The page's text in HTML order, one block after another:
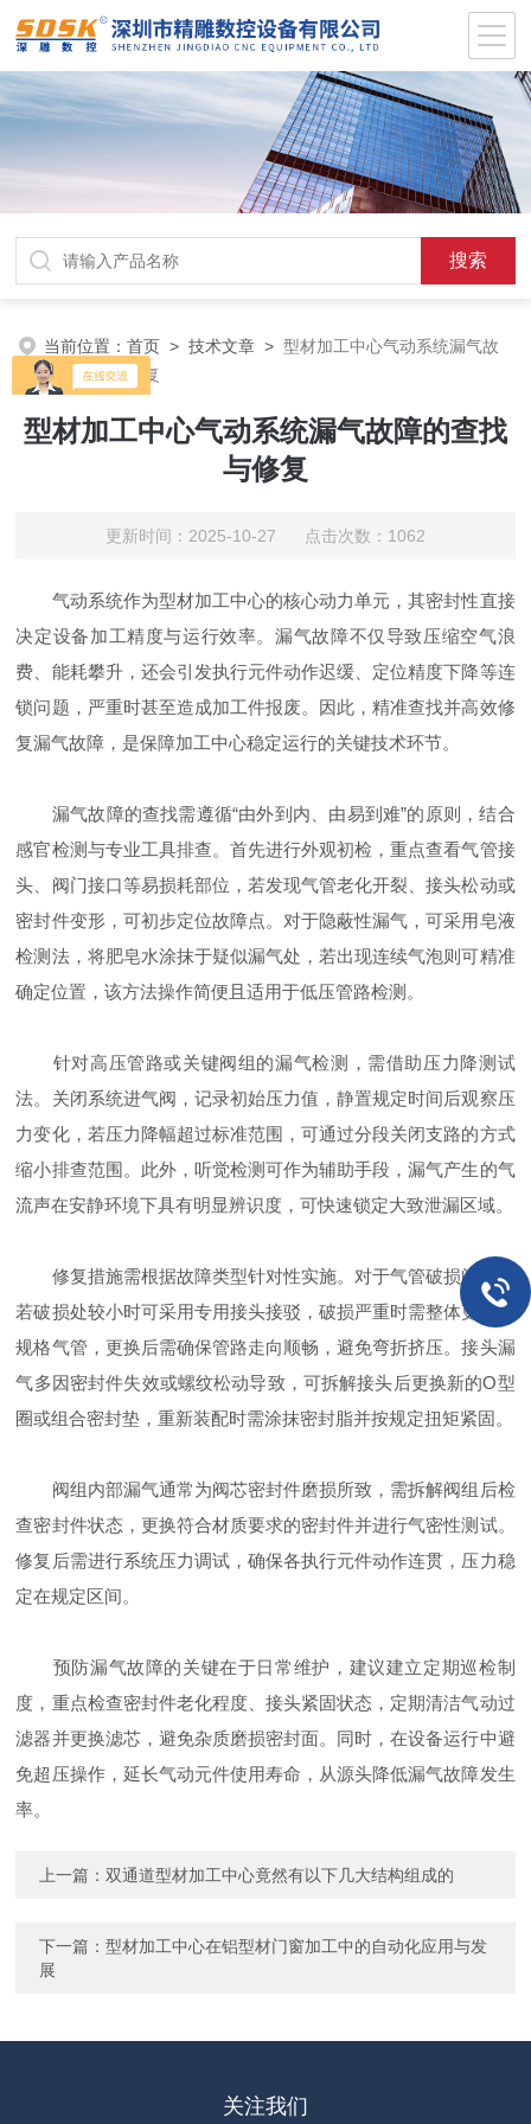
当前位置：首页 >技术文章 >型材加工中心气动系统漏气故
障的查找与修复
型材加工中心气动系统漏气故障的查找
与修复
更新时间：2025-10-27 点击次数：1062
气动系统作为型材加工中心的核心动力单元，其密封性直接
决定设备加工精度与运行效率。漏气故障不仅导致压缩空气浪
费、能耗攀升，还会引发执行元件动作迟缓、定位精度下降等连
锁问题，严重时甚至造成加工件报废。因此，精准查找并高效修
复漏气故障，是保障加工中心稳定运行的关键技术环节。
漏气故障的查找需遵循“由外到内、由易到难”的原则，结合
感官检测与专业工具排查。首先进行外观初检，重点查看气管接
头、阀门接口等易损耗部位，若发现气管老化开裂、接头松动或
密封件变形，可初步定位故障点。对于隐蔽性漏气，可采用皂液
检测法，将肥皂水涂抹于疑似漏气处，若出现连续气泡则可精准
确定位置，该方法操作简便且适用于低压管路检测。
针对高压管路或关键阀组的漏气检测，需借助压力降测试
法。关闭系统进气阀，记录初始压力值，静置规定时间后观察压
力变化，若压力降幅超过标准范围，可通过分段关闭支路的方式
缩小排查范围。此外，听觉检测可作为辅助手段，漏气产生的气
流声在安静环境下具有明显辨识度，可快速锁定大致泄漏区域。
修复措施需根据故障类型针对性实施。对于气管破损问题，
若破损处较小时可采用专用接头接驳，破损严重时需整体更换同
规格气管，更换后需确保管路走向顺畅，避免弯折挤压。接头漏
气多因密封件失效或螺纹松动导致，可拆解接头后更换新的O型
圈或组合密封垫，重新装配时需涂抹密封脂并按规定扭矩紧固。
阀组内部漏气通常为阀芯密封件磨损所致，需拆解阀组后检
查密封件状态，更换符合材质要求的密封件并进行气密性测试。
修复后需进行系统压力调试，确保各执行元件动作连贯，压力稳
定在规定区间。
预防漏气故障的关键在于日常维护，建议建立定期巡检制
度，重点检查密封件老化程度、接头紧固状态，定期清洁气动过
滤器并更换滤芯，避免杂质磨损密封面。同时，在设备运行中避
免超压操作，延长气动元件使用寿命，从源头降低漏气故障发生
率。
上一篇：双通道型材加工中心竟然有以下几大结构组成的
下一篇：型材加工中心在铝型材门窗加工中的自动化应用与发
展
关注我们